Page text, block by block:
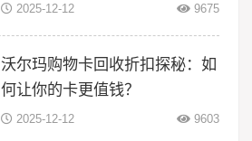
2025-12-12 9675
沃尔玛购物卡回收折扣探秘：如
何让你的卡更值钱？
2025-12-12 9603